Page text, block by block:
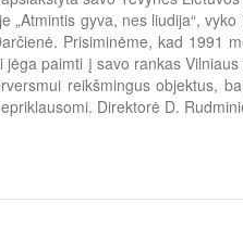
„Atmintis gyva, nes liudija“,
Prisiminėme, kad 1991
paimti į savo rankas
reikšmingus objektus,
Direktorė D.